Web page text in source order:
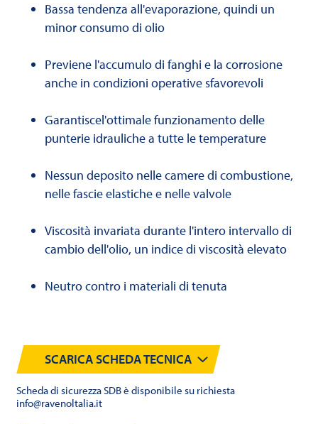
Bassa tendenza all'evaporazione, quindi un
minor consumo di olio
Previene l'accumulo di fanghi e la corrosione
anche in condizioni operative sfavorevoli
Garantiscel'ottimale funzionamento delle
punterie idrauliche a tutte le temperature
Nessun deposito nelle camere di combustione,
nelle fascie elastiche e nelle valvole
Viscosità invariata durante l'intero intervallo di
cambio dell'olio, un indice di viscosità elevato
Neutro contro i materiali di tenuta
SCARICA SCHEDA TECNICA
Scheda di sicurezza SDB è disponibile su richiesta
info@ravenoltalia.it